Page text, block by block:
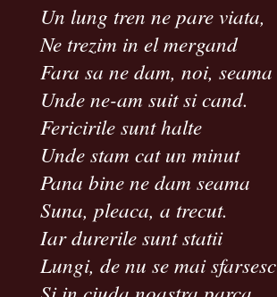
Un lung tren ne pare viata,
Ne trezim in el mergand
Fara sa ne dam, noi, seama
Unde ne-am suit si cand.
Fericirile sunt halte
Unde stam cat un minut
Pana bine ne dam seama
Suna, pleaca, a trecut.
Iar durerile sunt statii
Lungi, de nu se mai sfarsesc